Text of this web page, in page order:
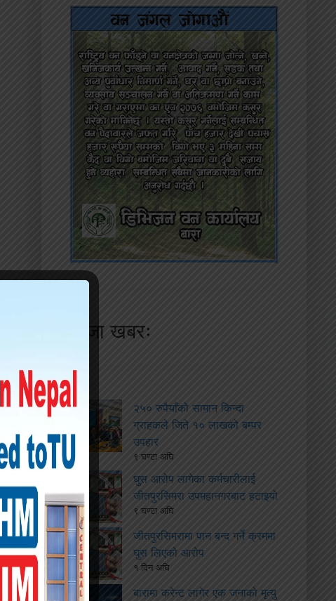
ताजा खबरः
२५० रुपैयाँको सामान किन्दा
ग्राहकले जिते १० लाखको बम्पर
उपहार
९ घण्टा अघि
घुस आरोप लागेका कर्मचारीलाई
जीतपुरसिमरा उपमहानगरबाट हटाइयो
९ घण्टा अघि
जीतपुरसिमरामा पान बन्द गर्ने क्रममा
घुस लिएको आरोप
१ दिन अघि
बारामा करेन्ट लागेर एक जनाको मृत्यु